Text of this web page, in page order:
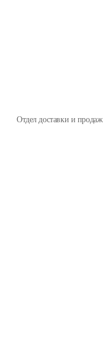
Отдел доставки и продаж